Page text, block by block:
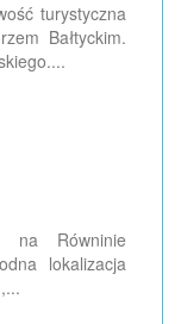
turystyczna
Bałtyckim.
na Równinie
lokalizacja